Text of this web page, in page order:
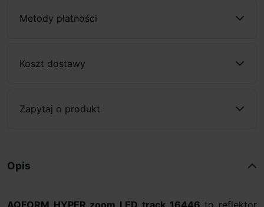
Metody płatności
Koszt dostawy
Zapytaj o produkt
Opis
AQFORM HYPER zoom LED track 16446 to reflektor